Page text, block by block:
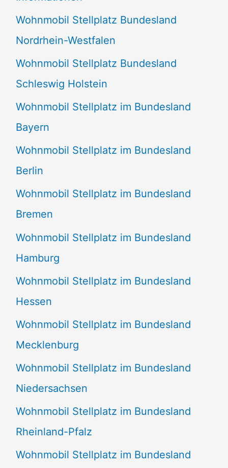
n
n
a
c
h
:
Wohnmobil Stellplatz Bundesland
Nordrhein-Westfalen
Wohnmobil Stellplatz Bundesland
Schleswig Holstein
Wohnmobil Stellplatz im Bundesland
Bayern
Wohnmobil Stellplatz im Bundesland
Berlin
Wohnmobil Stellplatz im Bundesland
Bremen
Wohnmobil Stellplatz im Bundesland
Hamburg
Wohnmobil Stellplatz im Bundesland
Hessen
Wohnmobil Stellplatz im Bundesland
Mecklenburg
Wohnmobil Stellplatz im Bundesland
Niedersachsen
Wohnmobil Stellplatz im Bundesland
Rheinland-Pfalz
Wohnmobil Stellplatz im Bundesland